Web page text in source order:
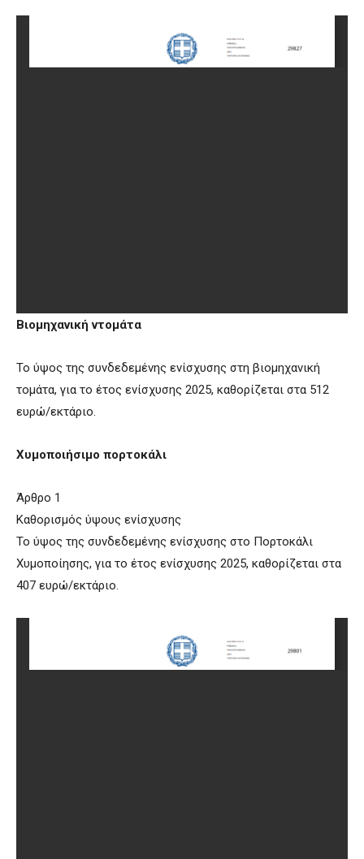
Βιομηχανική ντομάτα
Το ύψος της συνδεδεμένης ενίσχυσης στη βιομηχανική
τομάτα, για το έτος ενίσχυσης 2025, καθορίζεται στα 512
ευρώ/εκτάριο.
Χυμοποιήσιμο πορτοκάλι
Άρθρο 1
Καθορισμός ύψους ενίσχυσης
Το ύψος της συνδεδεμένης ενίσχυσης στο Πορτοκάλι
Χυμοποίησης, για το έτος ενίσχυσης 2025, καθορίζεται στα
407 ευρώ/εκτάριο.